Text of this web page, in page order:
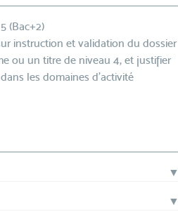
(Bac+2)
instruction et validation du dossier
ou un titre de niveau 4, et justifier
les domaines d’activité
▼
▼